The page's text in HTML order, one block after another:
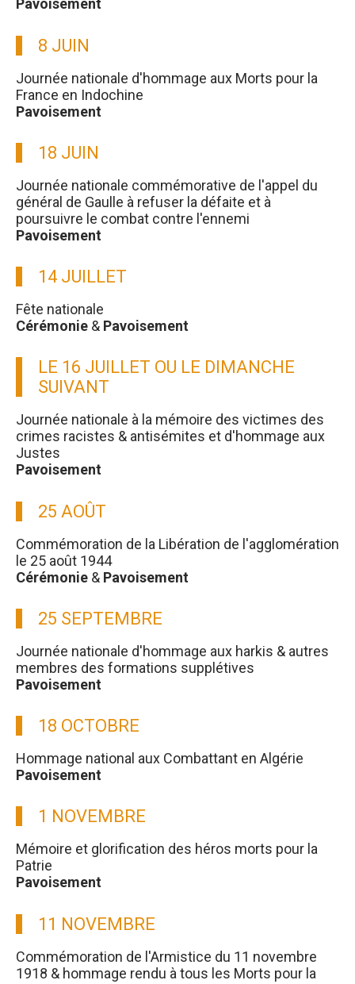
Pavoisement
8 JUIN
Journée nationale d'hommage aux Morts pour la
France en Indochine
Pavoisement
18 JUIN
Journée nationale commémorative de l'appel du
général de Gaulle à refuser la défaite et à
poursuivre le combat contre l'ennemi
Pavoisement
14 JUILLET
Fête nationale
Cérémonie & Pavoisement
LE 16 JUILLET OU LE DIMANCHE
SUIVANT
Journée nationale à la mémoire des victimes des
crimes racistes & antisémites et d'hommage aux
Justes
Pavoisement
25 AOÛT
Commémoration de la Libération de l'agglomération
le 25 août 1944
Cérémonie & Pavoisement
25 SEPTEMBRE
Journée nationale d'hommage aux harkis & autres
membres des formations supplétives
Pavoisement
18 OCTOBRE
Hommage national aux Combattant en Algérie
Pavoisement
1 NOVEMBRE
Mémoire et glorification des héros morts pour la
Patrie
Pavoisement
11 NOVEMBRE
Commémoration de l'Armistice du 11 novembre
1918 & hommage rendu à tous les Morts pour la